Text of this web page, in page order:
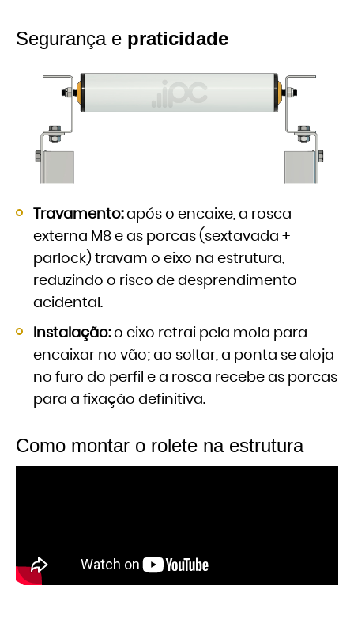
Segurança e praticidade
Travamento:após o encaixe, a rosca
externa M8 e as porcas (sextavada +
parlock) travam o eixo na estrutura,
reduzindo o risco de desprendimento
acidental.
Instalação:o eixo retrai pela mola para
encaixar no vão; ao soltar, a ponta se aloja
no furo do perfil e a rosca recebe as porcas
para a fixação definitiva.
Como montar o rolete na estrutura